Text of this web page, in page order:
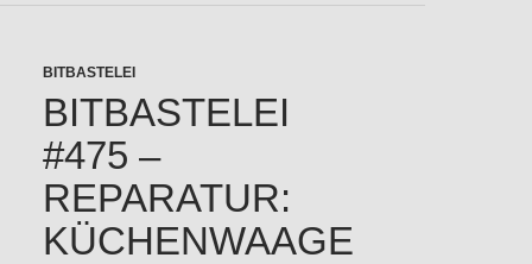
BITBASTELEI
BITBASTELEI
#475 –
REPARATUR:
KÜCHENWAAGE